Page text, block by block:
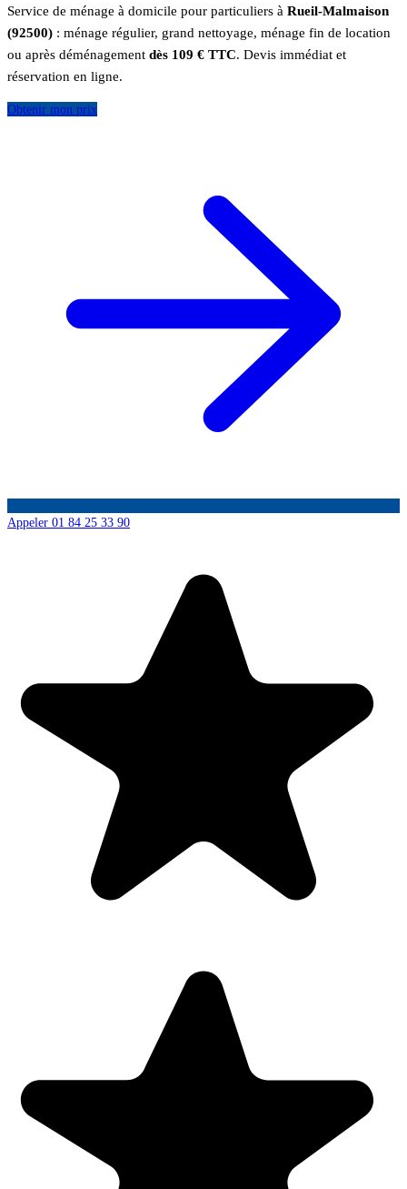
Service de ménage à domicile pour particuliers à Rueil-Malmaison
(92500) : ménage régulier, grand nettoyage, ménage fin de location
ou après déménagement dès 109 € TTC. Devis immédiat et
réservation en ligne.
Obtenir mon prix
Appeler 01 84 25 33 90